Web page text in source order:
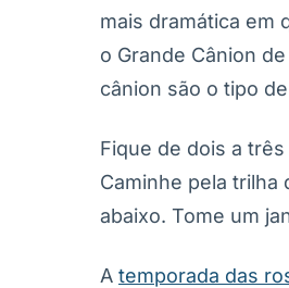
mais dramática em
o Grande Cânion
cânion são o tipo
Fique de dois a
Caminhe pela trilha
abaixo. Tome um
A temporada das